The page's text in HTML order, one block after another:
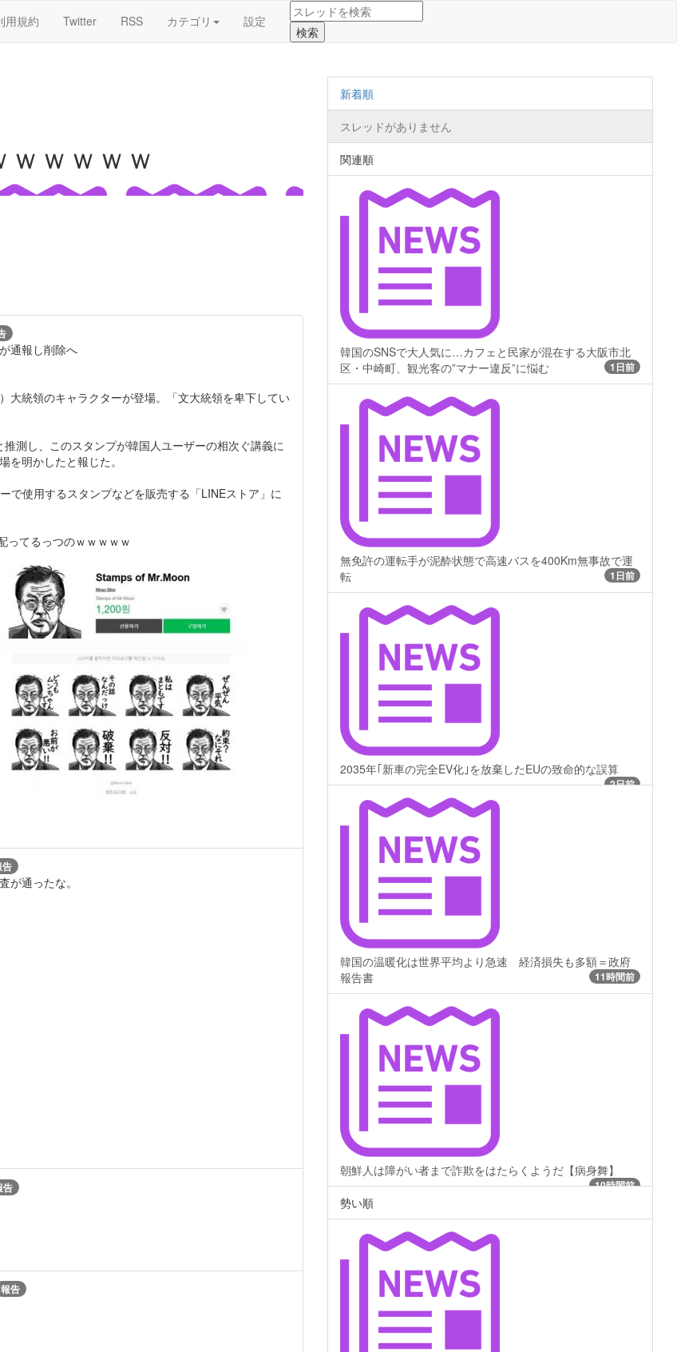
用規約 Twitter RSS カテゴリ 設定
ｗｗｗｗ
通報し削除へ
大統領のキャラクターが登場。「文大統領を卑下してい
測し、このスタンプが韓国人ユーザーの相次ぐ講義に
明かしたと報じた。
使用するスタンプなどを販売する「LINEストア」に
てるっつのｗｗｗｗｗ
告
が通ったな。
告
報告
新着順
スレッドがありません
関連順
韓国のSNSで大人気に…カフェと民家が混在する大阪市北
区・中崎町、観光客の”マナー違反”に悩む
1日前
無免許の運転手が泥酔状態で高速バスを400Km無事故で運
転
1日前
2035年｢新車の完全EV化｣を放棄したEUの致命的な誤算
2日前
韓国の温暖化は世界平均より急速 経済損失も多額＝政府
報告書
11時間前
朝鮮人は障がい者まで詐欺をはたらくようだ【病身舞】
10時間前
勢い順